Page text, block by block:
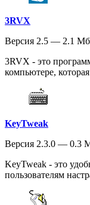
3RVX
Версия 2.5 — 2.1 Мб
3RVX - это
компьютере,
KeyTweak
Версия 2.3.0 — 0.3
KeyTweak - это
пользователям